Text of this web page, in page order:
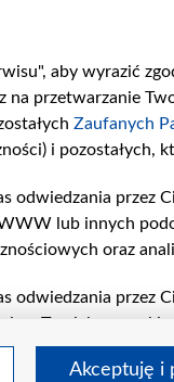
aby wyrazić
przetwarzanie
Zaufanych
i pozostałych,
odwiedzania przez
lub innych
oraz
odwiedzania przez
o Twoich
dla realizacji
profilu
Akceptuję i